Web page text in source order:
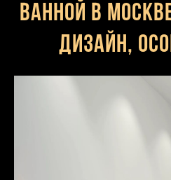
ванной в
дизайн,